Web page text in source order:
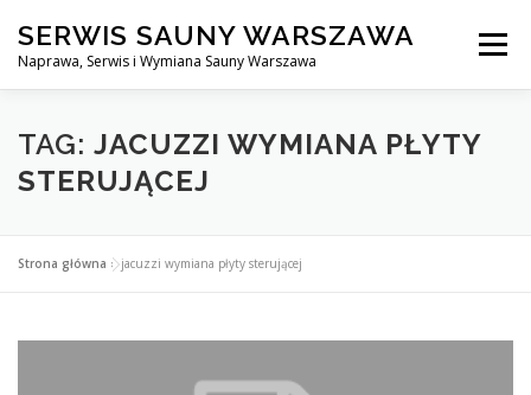
treści
SERWIS SAUNY WARSZAWA
Naprawa, Serwis i Wymiana Sauny Warszawa
Menu
SERWIS DO SAUNY WARSZAWA BLOG KONTAKT
TAG: JACUZZI WYMIANA PŁYTY
STERUJĄCEJ
Strona główna »jacuzzi wymiana płyty sterującej